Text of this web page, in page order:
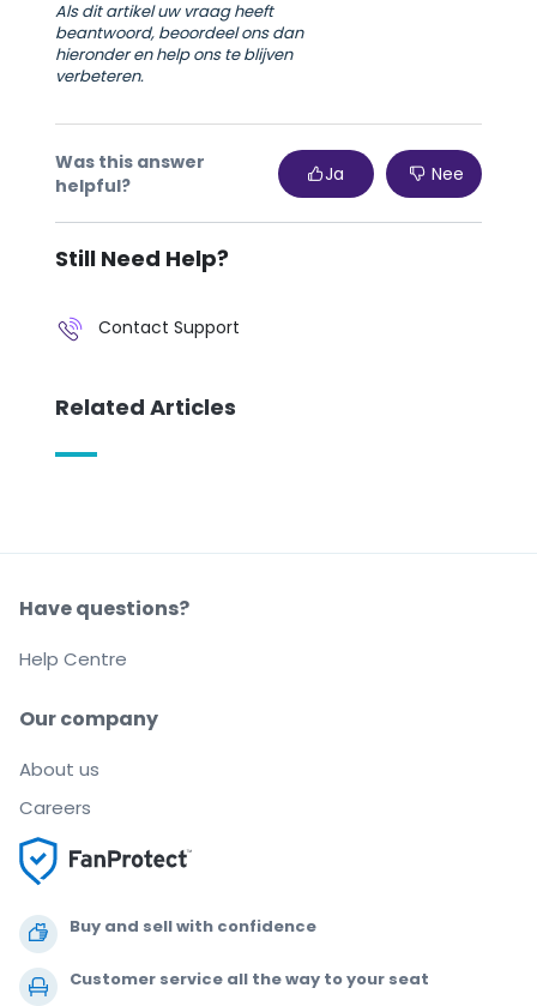
Als dit artikel uw vraag heeft
beantwoord, beoordeel ons dan
hieronder en help ons te blijven
verbeteren.
Was this answer
helpful?
Ja Nee
Still Need Help?
Contact Support
Related Articles
Buy and sell with confidence
Customer service all the way to your seat
Our company
About us
Careers
Have questions?
Help Centre